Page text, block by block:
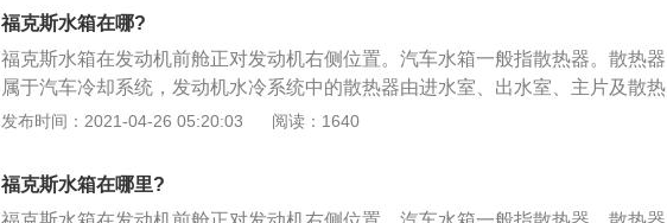
热器的拆卸步骤如下：1、打开汽车的引擎盖，拆下位于散热风扇上面的进气
管，卸下散热风扇；2、散热风扇和空调风扇位于风扇架上面，共四个角，每个
角有一个螺丝；3、使用专业的工具拧下这四个螺丝；4、当螺丝全部拧下时，就
可以把散热风扇从车上卸下来了。
福克斯水箱在哪?
福克斯水箱在发动机前舱正对发动机右侧位置。汽车水箱一般指散热器。散热器
属于汽车冷却系统，发动机水冷系统中的散热器由进水室、出水室、主片及散热
器芯等三部分构成。汽车水箱保养方式如下：1、将车辆停稳并熄火，待冷却液
工作后再怠速运转5--10分钟；3、熄火并将车辆前保险杠卸下。拆卸时一定要确
保所有固定螺丝均已拧下，同时再缓慢的由两端向中间慢慢拆卸，切不要将固定
发布时间：2021-04-26 05:20:03 阅读：1640
福克斯水箱在哪里?